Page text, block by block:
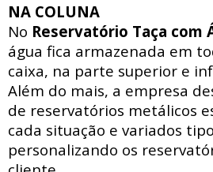
NA COLUNA
No Reservatório Taça com
água fica armazenada em
caixa, na parte superior e
Além do mais, a empresa
de reservatórios metálicos
cada situação e variados
personalizando os